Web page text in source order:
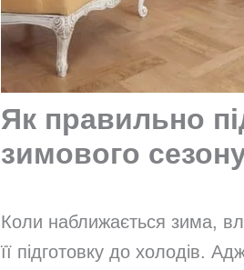
Як правильно
зимового
Коли наближається зима,
її підготовку до холодів.